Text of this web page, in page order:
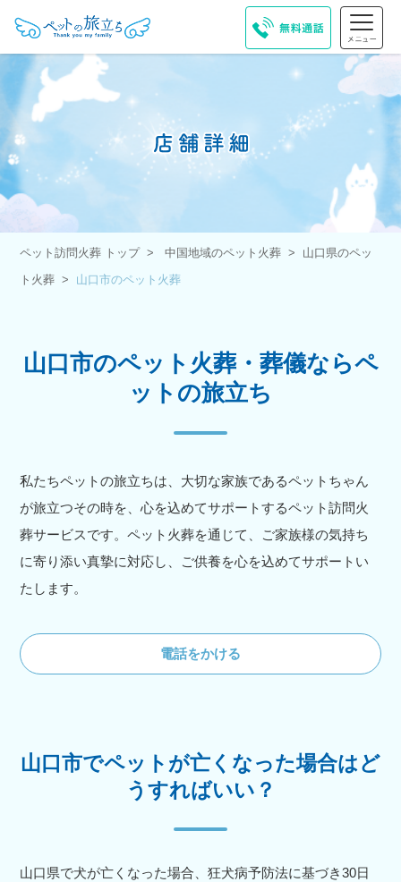
ペット訪問火葬 トップ 中国地域のペット火葬
山口県のペッ
ト火葬
山口市のペット火葬
山口市のペット火葬・葬儀ならペ
ットの旅立ち
私たちペットの旅立ちは、大切な家族であるペットちゃん
が旅立つその時を、心を込めてサポートするペット訪問火
葬サービスです。ペット火葬を通じて、ご家族様の気持ち
に寄り添い真摯に対応し、ご供養を心を込めてサポートい
たします。
電話をかける
山口市でペットが亡くなった場合はど
うすればいい？
山口県で犬が亡くなった場合、狂犬病予防法に基づき30日